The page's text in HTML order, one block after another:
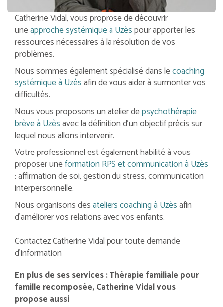
Catherine Vidal, vous proprose de découvrir
uneapproche systémique à Uzèspour apporter les
ressources nécessaires à la résolution de vos
problèmes.
Nous sommes également spécialisé dans lecoaching
systémique à Uzèsafin de vous aider à surmonter vos
difficultés.
Nous vous proposons un atelier depsychothérapie
brève à Uzèsavec la définition d'un objectif précis sur
lequel nous allons intervenir.
Votre professionnel est également habilité à vous
proposer uneformation RPS et communication à Uzès
: affirmation de soi, gestion du stress, communication
interpersonnelle.
Nous organisons desateliers coaching à Uzèsafin
d'améliorer vos relations avec vos enfants.
Contactez Catherine Vidal pour toute demande
d'information
En plus de ses services :Thérapie familiale pour
famille recomposée, Catherine Vidal vous
propose aussi